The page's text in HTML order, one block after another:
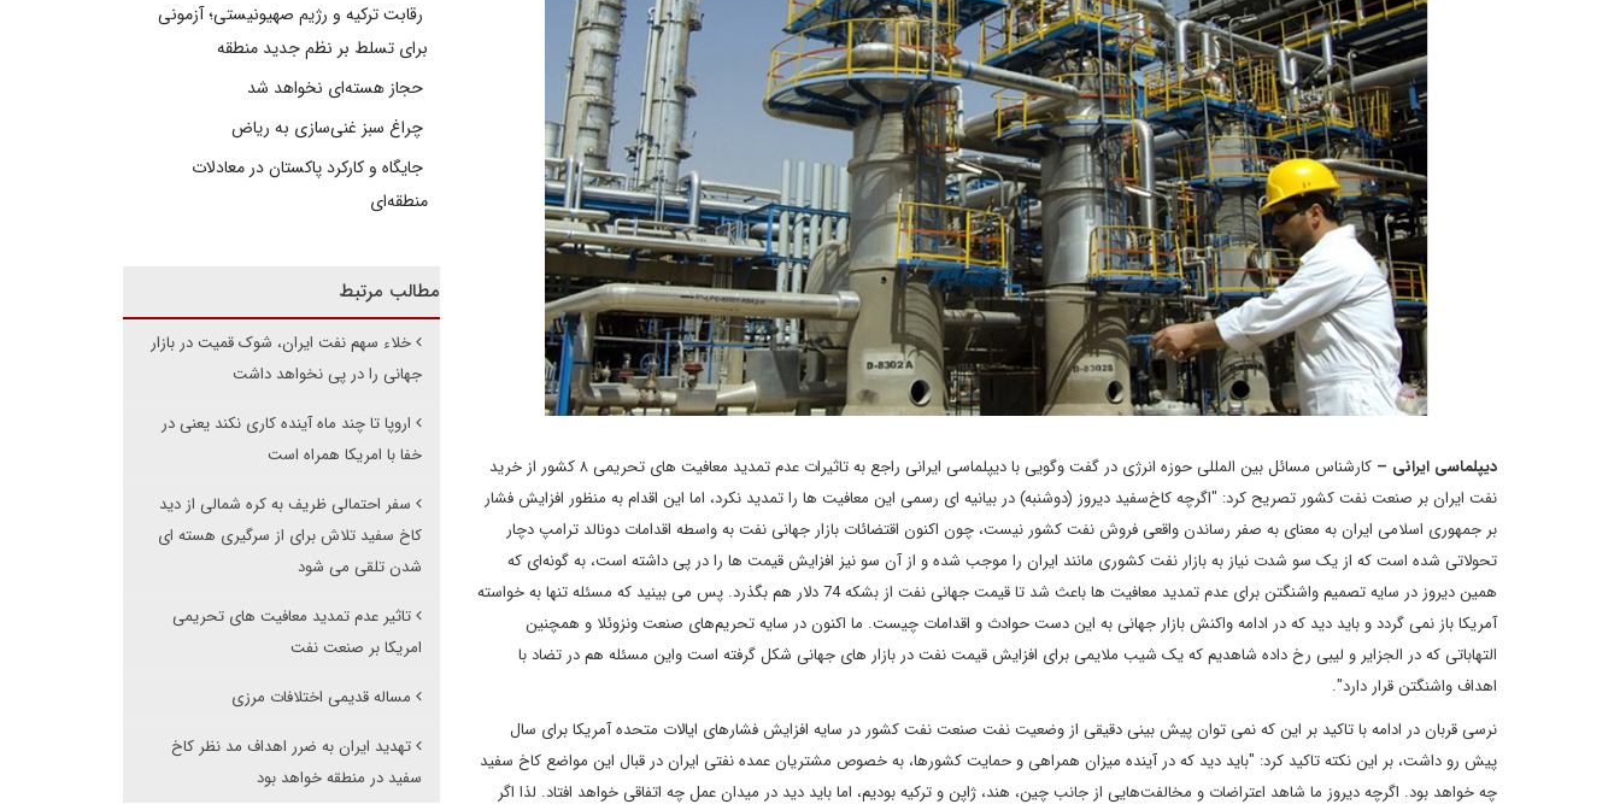
دیپلماسی ایرانی –
کارشناس مسائل بین المللی حوزه انرژی در گفت وگویی با دیپلماسی ایرانی راجع به تاثیرات عدم تمدید معافیت های تحریمی ۸ کشور از خرید
نفت ایران بر صنعت نفت کشور تصریح کرد: "اگرچه کاخ‌سفید دیروز (دوشنبه) در بیانیه ای رسمی این معافیت ها را تمدید نکرد، اما این اقدام به منظور افزایش فشار
بر جمهوری اسلامی ایران به معنای به صفر رساندن واقعی فروش نفت کشور نیست، چون اکنون اقتضائات بازار جهانی نفت به واسطه اقدامات دونالد ترامپ دچار
تحولاتی شده است که از یک سو شدت نیاز به بازار نفت کشوری مانند ایران را موجب شده و از آن سو نیز افزایش قیمت ها را در پی داشته است، به گونه‌ای که
همین دیروز در سایه تصمیم واشنگتن برای عدم تمدید معافیت ها باعث شد تا قیمت جهانی نفت از بشکه 74 دلار هم بگذرد. پس می بینید که مسئله تنها به خواسته
آمریکا باز نمی گردد و باید دید که در ادامه واکنش بازار جهانی به این دست حوادث و اقدامات چیست. ما اکنون در سایه تحریم‌های صنعت ونزوئلا و همچنین
التهاباتی که در الجزایر و لیبی رخ داده شاهدیم که یک شیب ملایمی برای افزایش قیمت نفت در بازار های جهانی شکل گرفته است واین مسئله هم در تضاد با
اهداف واشنگتن قرار دارد".
نرسی قربان در ادامه با تاکید بر این که نمی توان پیش بینی دقیقی از وضعیت نفت صنعت نفت کشور در سایه افزایش فشارهای ایالات متحده آمریکا برای سال
پیش رو داشت، بر این نکته تاکید کرد: "باید دید که در آینده میزان همراهی و حمایت کشورها، به خصوص مشتریان عمده نفتی ایران در قبال این مواضع کاخ سفید
چه خواهد بود. اگرچه دیروز ما شاهد اعتراضات و مخالفت‌هایی از جانب چین، هند، ژاپن و ترکیه بودیم، اما باید دید در میدان عمل چه اتفاقی خواهد افتاد. لذا اگر
رقابت ترکیه و رژیم صهیونیستی؛ آزمونی
برای تسلط بر نظم جدید منطقه
حجاز هسته‌ای نخواهد شد
چراغ سبز غنی‌سازی به ریاض
جایگاه و کارکرد پاکستان در معادلات
منطقه‌ای
مطالب مرتبط
خلاء سهم نفت ایران، شوک قمیت در بازار
جهانی را در پی نخواهد داشت
اروپا تا چند ماه آینده کاری نکند یعنی در
خفا با امریکا همراه است
سفر احتمالی ظریف به کره شمالی از دید
کاخ سفید تلاش برای از سرگیری هسته ای
شدن تلقی می شود
تاثیر عدم تمدید معافیت های تحریمی
امریکا بر صنعت نفت
مساله قدیمی اختلافات مرزی
تهدید ایران به ضرر اهداف مد نظر کاخ
سفید در منطقه خواهد بود